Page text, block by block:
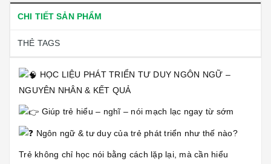
CHI TIẾT SẢN PHẨM
THẺ TAGS
HỌC LIỆU PHÁT TRIỂN TƯ DUY NGÔN NGỮ –
NGUYÊN NHÂN & KẾT QUẢ
Giúp trẻ hiểu – nghĩ – nói mạch lạc ngay từ sớm
Ngôn ngữ & tư duy của trẻ phát triển như thế nào?
Trẻ không chỉ học nói bằng cách lặp lại, mà cần hiểu